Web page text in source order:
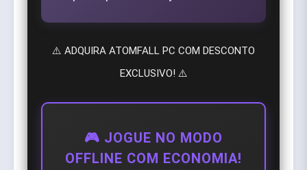
⚠️ ADQUIRA ATOMFALL PC COM DESCONTO
EXCLUSIVO! ⚠️
🎮 JOGUE NO MODO
OFFLINE COM ECONOMIA!